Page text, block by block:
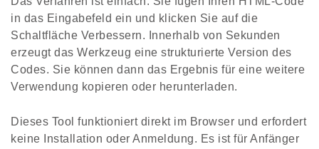
in das Eingabefeld ein und klicken Sie auf die
Schaltfläche Verbessern. Innerhalb von Sekunden
erzeugt das Werkzeug eine strukturierte Version des
Codes. Sie können dann das Ergebnis für eine weitere
Verwendung kopieren oder herunterladen.
Dieses Tool funktioniert direkt im Browser und erfordert
keine Installation oder Anmeldung. Es ist für Anfänger